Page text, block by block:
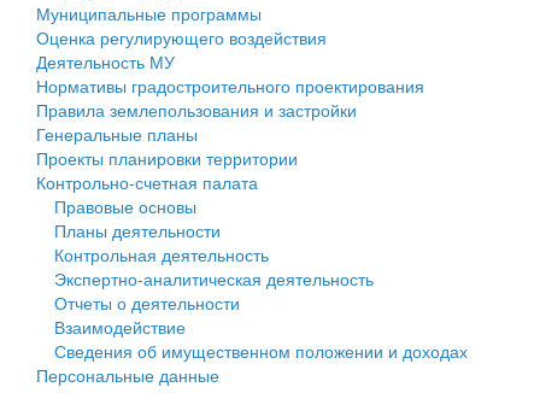
Правила землепользования и застройки
Генеральные планы
Проекты планировки территории
Собрание депутатов
Городское поселение
Сельские поселения
Муниципальные программы
Оценка регулирующего воздействия
Деятельность МУ
Нормативы градостроительного проектирования
Правила землепользования и застройки
Генеральные планы
Проекты планировки территории
Контрольно-счетная палата
Правовые основы
Планы деятельности
Контрольная деятельность
Экспертно-аналитическая деятельность
Отчеты о деятельности
Взаимодействие
Сведения об имущественном положении и доходах
Персональные данные